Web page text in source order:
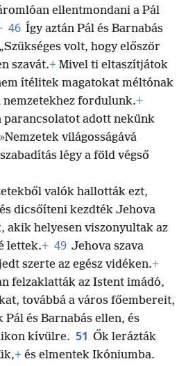
ellentmondani a Pál
46 Így aztán Pál és Barnabás
volt, hogy először
szavát.+ Mivel ti eltaszítjátok
ítélitek magatokat méltónak
fordulunk.+
parancsolatot adott nekünk
világosságává
légy a föld végső
valók hallották ezt,
dicsőíteni kezdték Jehova
akik helyesen viszonyultak az
lettek.+ 49 Jehova szava
szerte az egész vidéken.+
felzaklatták az Istent imádó,
továbbá a város főembereit,
Pál és Barnabás ellen, és
kívülre. 51 Ők lerázták
+ és elmentek Ikóniumba.